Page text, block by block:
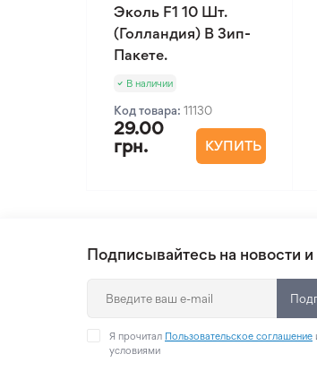
Эколь F1 10 Шт.
(Голландия) В Зип-
Пакете.
В наличии
Код товара: 11130
29.00
грн.
КУПИТЬ
Подписывайтесь на новости и
Я прочитал Пользовательское соглашение
условиями